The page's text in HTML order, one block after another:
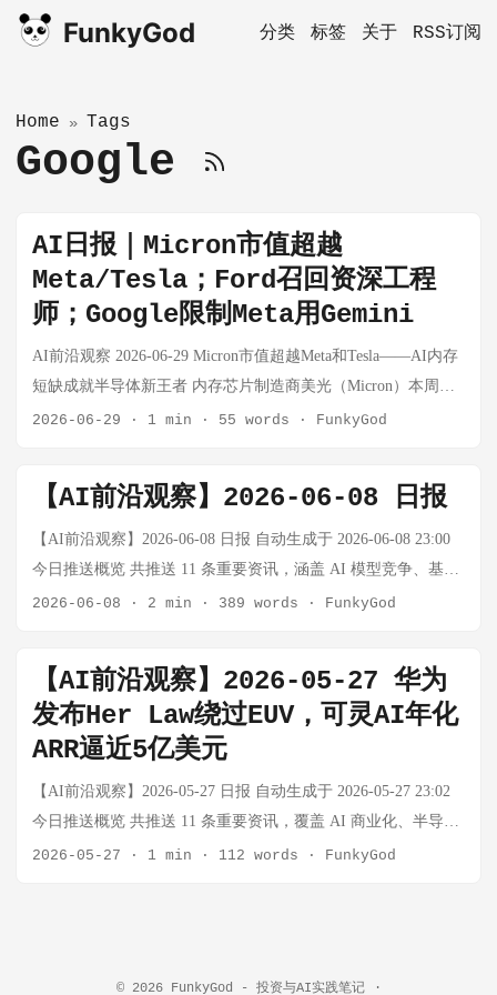
FunkyGod 分类 标签 关于 RSS订阅
Home » Tags
Google
AI日报｜Micron市值超越
Meta/Tesla；Ford召回资深工程
师；Google限制Meta用Gemini
AI前沿观察 2026-06-29 Micron市值超越Meta和Tesla——AI内存
短缺成就半导体新王者 内存芯片制造商美光（Micron）本周成
为华尔街新宠。周四盘中一度短暂超越Meta和Tesla市值，周五
求。 核心事实： Q3营收同比增长4倍至414.5亿美元，利润从
18.8亿飙升至282亿美元 与Nvidia、Anthropic等签订16份长期供
应协议 分析师预判内存短缺将持续至2027年（"RAMageddon"）
第一性思考： 为什么是内存而不是GPU成为瓶颈？因为GPU可
而AI需求就在眼前。这和当年石油公司的逻辑如出一辙：资源
本身不是壁垒，获取资源的能力才是。 Ford召回350名"灰发"工
程师——AI替代工种神话的破灭 Ford首席运营官Kumar Galhotra
言："我们以为引入AI、输入设计要求，就能生产出高质量产品
上很强，但在隐性知识（tacit knowledge）上依然拉胯。什么叫
2026-06-29 · 1 min · 55 words · FunkyGod
【AI前沿观察】2026-06-08 日报
【AI前沿观察】2026-06-08 日报 自动生成于 2026-06-08 23:00
今日推送概览 共推送 11 条重要资讯，涵盖 AI 模型竞争、基础
设施争夺、大厂动态、具身智能及产业影响等多个维度。 AI 领
约 6 个月前正式摆脱了与 OpenAI 的合同限制，开始独立追求超
级智能（superintelligence）。同期微软发布 7 款自研 AI 模型
（MAI 系列），涵盖推理、代码生成、图像创作、转录和语音
合成。旗舰模型 MAI-Thinking-1 为 350 亿参数推理模型，从零
开始训练，未使用第三方模型蒸馏。 思考：这是微软历史上最
关注：说明微软在追求模型原创性，而不是走快速复制的捷
2026-06-08 · 2 min · 389 words · FunkyGod
【AI前沿观察】2026-05-27 华为
发布Her Law绕过EUV，可灵AI年化
ARR逼近5亿美元
【AI前沿观察】2026-05-27 日报 自动生成于 2026-05-27 23:02
今日推送概览 共推送 11 条重要资讯，覆盖 AI 商业化、半导体
制造突破、自动驾驶、AI 基础设施、AI 政策等多个维度。今日
2026-05-27 · 1 min · 112 words · FunkyGod
© 2026 FunkyGod - 投资与AI实践笔记 ·